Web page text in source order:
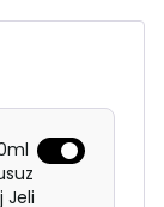
Jeli